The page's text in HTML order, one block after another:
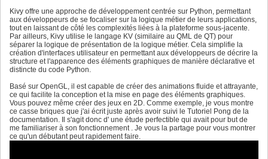
Kivy offre une approche de développement centrée sur Python, permettant
aux développeurs de se focaliser sur la logique métier de leurs applications,
tout en laissant de côté les complexités liées à la plateforme sous-jacente.
Par ailleurs, Kivy utilise le langage KV (similaire au QML de QT) pour
séparer la logique de présentation de la logique métier. Cela simplifie la
création d'interfaces utilisateur en permettant aux développeurs de décrire la
structure et l'apparence des éléments graphiques de manière déclarative et
distincte du code Python.
Basé sur OpenGL, il est capable de créer des animations fluide et attrayante,
ce qui facilite la conception et la mise en page des éléments graphiques.
Vous pouvez même créer des jeux en 2D. Comme exemple, je vous montre
ce casse briques que j'ai écrit juste après avoir suivi le Tutoriel Pong de la
documentation. Il s'agit donc d' une étude perfectible qui avait pour but de
me familiariser à son fonctionnement . Je vous la partage pour vous montrer
ce qu'un débutant peut rapidement faire.